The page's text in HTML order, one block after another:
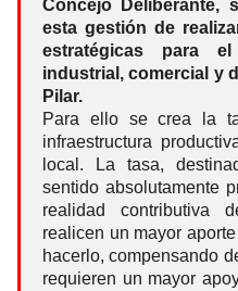
Concejo Deliberante,
esta gestión de
estratégicas para el
industrial, comercial y
Pilar.
Para ello se crea la
infraestructura
local. La tasa,
sentido absolutamente
realidad contributiva
realicen un mayor
hacerlo, compensando
requieren un mayor